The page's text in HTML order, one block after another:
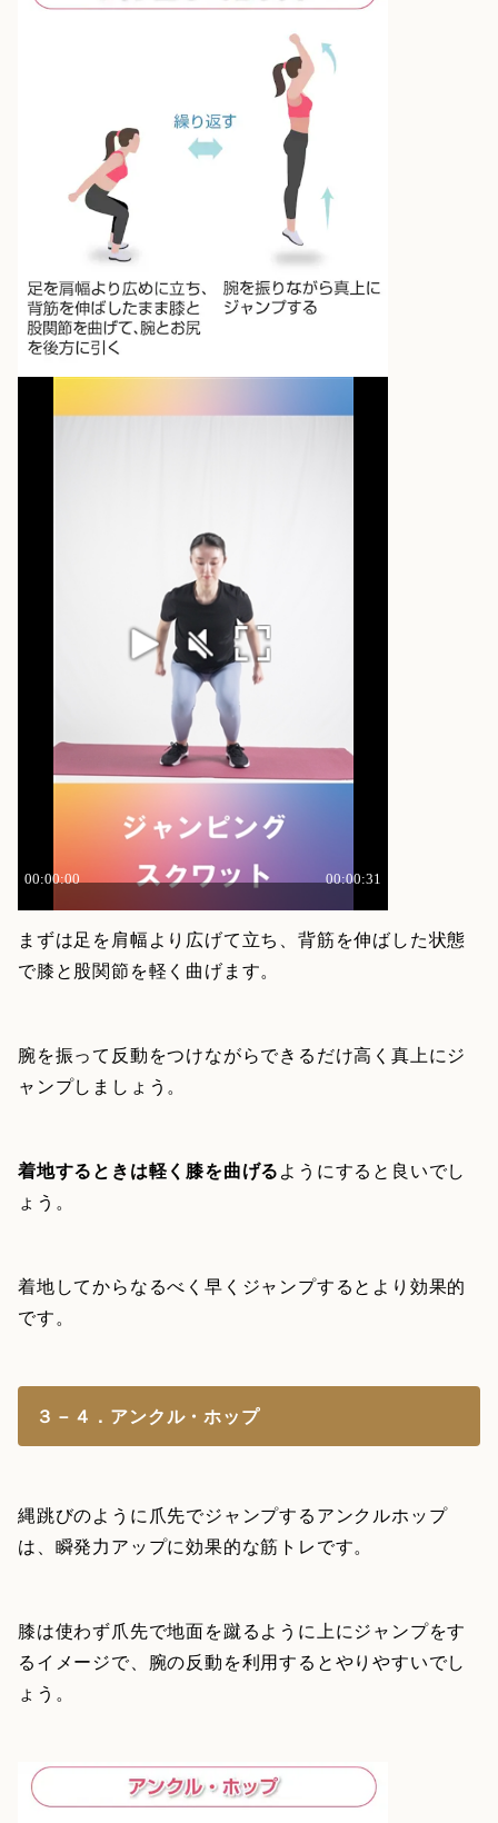
まずは足を肩幅より広げて立ち、背筋を伸ばした状態
で膝と股関節を軽く曲げます。
腕を振って反動をつけながらできるだけ高く真上にジ
ャンプしましょう。
着地するときは軽く膝を曲げるようにすると良いでし
ょう。
着地してからなるべく早くジャンプするとより効果的
です。
３－４．アンクル・ホップ
縄跳びのように爪先でジャンプするアンクルホップ
は、瞬発力アップに効果的な筋トレです。
膝は使わず爪先で地面を蹴るように上にジャンプをす
るイメージで、腕の反動を利用するとやりやすいでし
ょう。